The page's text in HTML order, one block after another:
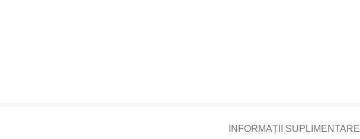
INFORMAȚII SUPLIMENTARE